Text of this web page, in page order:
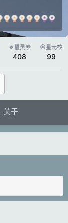
🍀星灵素
408
🏵️星元核
99
关于